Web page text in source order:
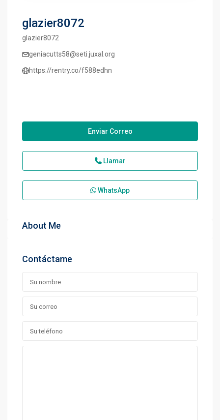
glazier8072
glazier8072
geniacutts58@seti.juxal.org
https://rentry.co/f588edhn
Enviar Correo
Llamar
WhatsApp
About Me
Contáctame